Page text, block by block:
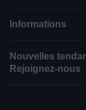
Informations
Nouvelles
Rejoignez-nous